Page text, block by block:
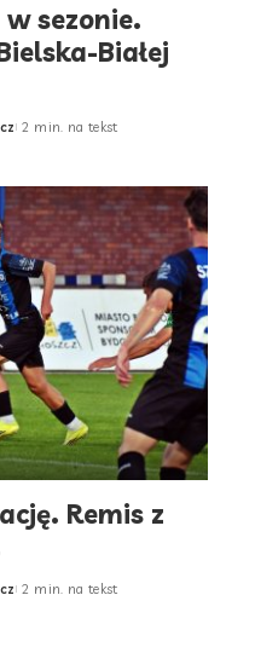
sezonie.
Białej
2 min. na tekst
Remis z
2 min. na tekst